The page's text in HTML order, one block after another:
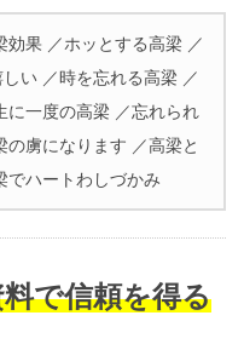
効果 ／ホッとする高梁 ／
い ／時を忘れる高梁 ／
に一度の高梁 ／忘れられ
の虜になります ／高梁と
でハートわしづかみ
で信頼を得る